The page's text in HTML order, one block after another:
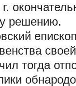
решению.
тогда